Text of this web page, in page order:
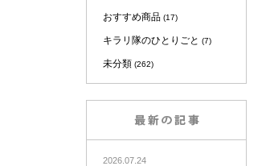
おすすめ商品 (17)
キラリ隊のひとりごと (7)
未分類 (262)
2026.07.24